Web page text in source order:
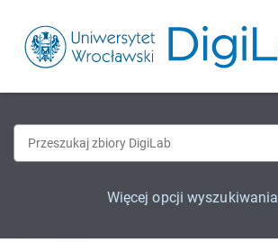
Więcej opcji wyszukiwania